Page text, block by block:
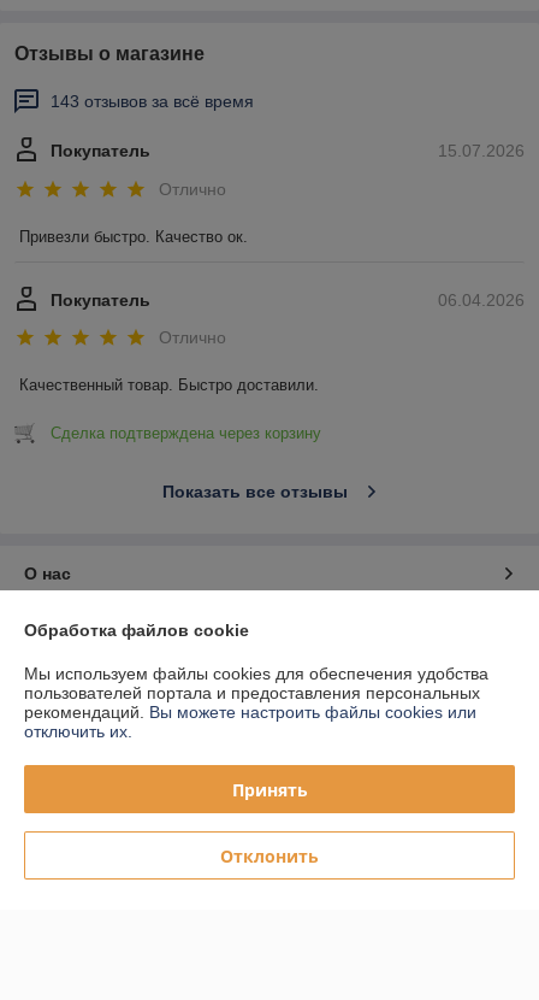
Отзывы о магазине
143 отзывов за всё время
15.07.2026
Покупатель
Отлично
Привезли быстро. Качество ок.
06.04.2026
Покупатель
Отлично
Качественный товар. Быстро доставили.
Сделка подтверждена через корзину
Показать все отзывы
О нас
Контакты
Доставка и оплата
График работы
Политика обработки cookies
Обработка файлов cookie
Мы используем файлы cookies для обеспечения удобства
пользователей портала и предоставления персональных
рекомендаций. Вы можете настроить файлы cookies или
отключить их.
Принять
Отклонить